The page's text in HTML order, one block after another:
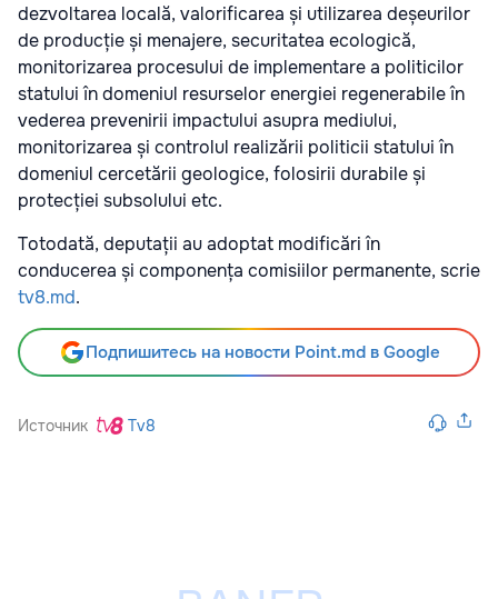
dezvoltarea locală, valorificarea și utilizarea deșeurilor
de producție și menajere, securitatea ecologică,
monitorizarea procesului de implementare a politicilor
statului în domeniul resurselor energiei regenerabile în
vederea prevenirii impactului asupra mediului,
monitorizarea și controlul realizării politicii statului în
domeniul cercetării geologice, folosirii durabile și
protecției subsolului etc.
Totodată, deputații au adoptat modificări în
conducerea și componența comisiilor permanente, scrie
tv8.md.
Подпишитесь на новости Point.md в Google
Источник Tv8